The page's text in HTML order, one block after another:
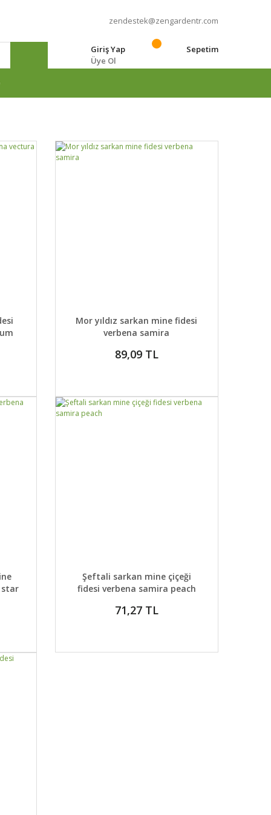
zendestek@zengardentr.com
Giriş Yap
Üye Ol
Sepetim
VER DETAYLAR GELİNCE HABER VER
Mor yıldız sarkan mine fidesi
verbena samira
89,09 TL
VER
star
DETAYLAR GELİNCE HABER VER
Şeftali sarkan mine çiçeği
fidesi verbena samira peach
71,27 TL